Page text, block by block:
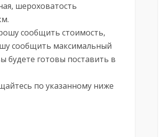
шероховатость
сообщить стоимость,
сообщить максимальный
будете готовы поставить в
по указанному ниже